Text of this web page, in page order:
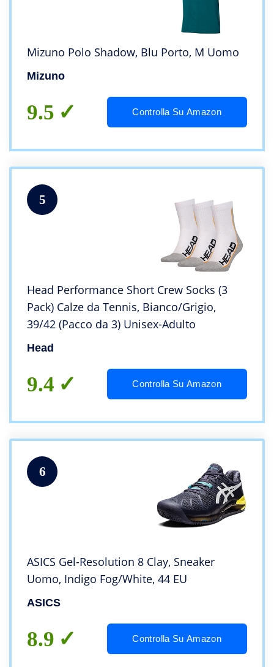
Mizuno Polo Shadow, Blu Porto, M Uomo
Mizuno
9.5 Controlla Su Amazon
5
Head Performance Short Crew Socks (3
Pack) Calze da Tennis, Bianco/Grigio,
39/42 (Pacco da 3) Unisex-Adulto
Head
9.4 Controlla Su Amazon
6
ASICS Gel-Resolution 8 Clay, Sneaker
Uomo, Indigo Fog/White, 44 EU
ASICS
8.9 Controlla Su Amazon